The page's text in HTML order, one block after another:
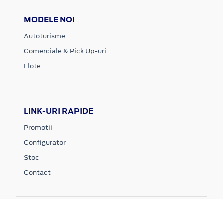
MODELE NOI
Autoturisme
Comerciale & Pick Up-uri
Flote
LINK-URI RAPIDE
Promotii
Configurator
Stoc
Contact